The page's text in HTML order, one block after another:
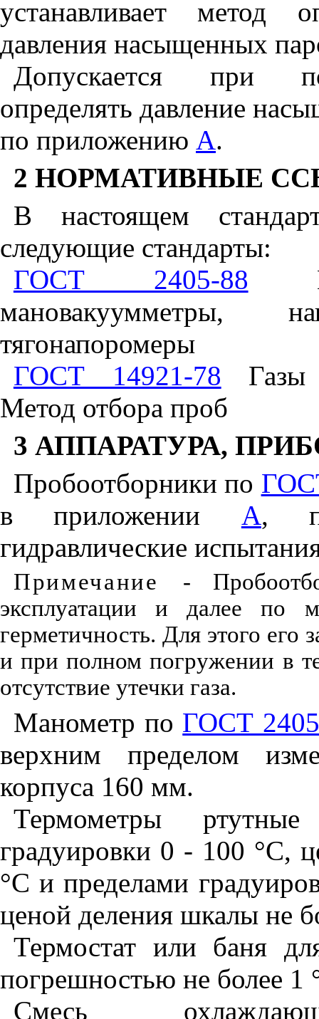
устанавливает метод
давления насыщенных
Допускается при
определять давление
по приложению А.
2 НОРМАТИВНЫЕ
В настоящем
следующие стандарты:
ГОСТ 2405-88
мановакуумметры,
тягонапоромеры
ГОСТ 14921-78 Газы
Метод отбора проб
3 АППАРАТУРА,
Пробоотборники по
в приложении А,
гидравлические
Примечание -
эксплуатации и далее по
герметичность. Для этого
и при полном погружении в
отсутствие утечки газа.
Манометр по ГОСТ 2405
верхним пределом
корпуса 160 мм.
Термометры
градуировки 0 - 100 °С,
°С и пределами
ценой деления шкалы не
Термостат или баня
погрешностью не более 1
Смесь